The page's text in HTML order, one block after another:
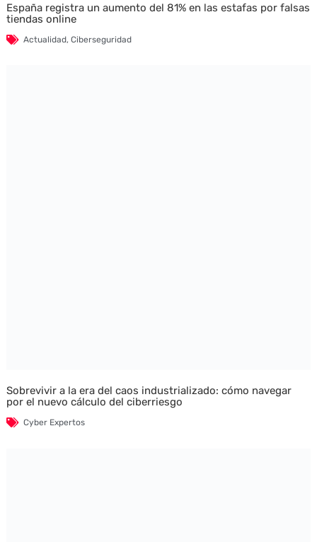
España registra un aumento del 81% en las estafas por falsas
tiendas online
Actualidad, Ciberseguridad
Sobrevivir a la era del caos industrializado: cómo navegar
por el nuevo cálculo del ciberriesgo
Cyber Expertos